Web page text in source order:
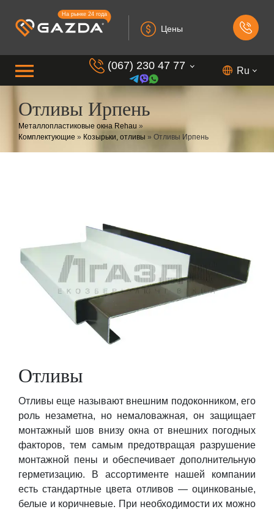
На рынке 24 года
Цены
(067) 230 47 77
(099) 230 73 37
(050) 230 7 337
(073) 230 7 337
Ru
Отливы Ирпень
Металлопластиковые окна Rehau »
Комплектующие » Козырьки, отливы » Отливы Ирпень
Отливы
Отливы еще называют внешним подоконником, его
роль незаметна, но немаловажная, он защищает
монтажный шов внизу окна от внешних погодных
факторов, тем самым предотвращая разрушение
монтажной пены и обеспечивает дополнительную
герметизацию. В ассортименте нашей компании
есть стандартные цвета отливов — оцинкованые,
белые и коричневые. При необходимости их можно